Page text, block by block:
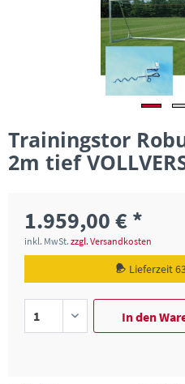
Trainingstor
2m tief
1.959,00 € *
inkl. MwSt. zzgl. Versandkosten
Lieferzeit
In den